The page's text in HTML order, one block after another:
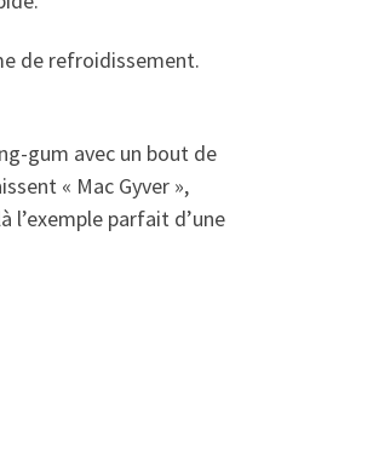
de refroidissement.
gum avec un bout de
« Mac Gyver »,
l’exemple parfait d’une